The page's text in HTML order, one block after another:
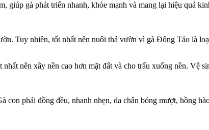
gà phát triển nhanh, khỏe mạnh và mang lại hiệu quả
Tuy nhiên, tốt nhất nên nuôi thả vườn vì gà Đông Tảo là
nên xây nền cao hơn mặt đất và cho trấu xuống nền. Vệ
con phải đồng đều, nhanh nhẹn, da chân bóng mượt, hồng